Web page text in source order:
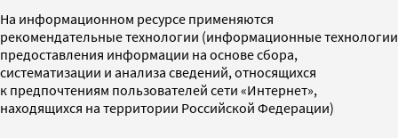
На информационном ресурсе применяются
рекомендательные технологии (информационные технологии
предоставления информации на основе сбора,
систематизации и анализа сведений, относящихся
к предпочтениям пользователей сети «Интернет»,
находящихся на территории Российской Федерации)